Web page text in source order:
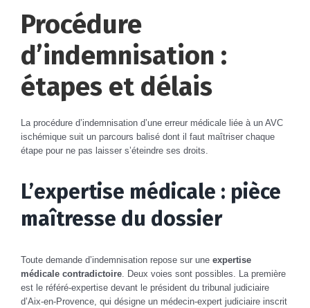
Procédure
d’indemnisation :
étapes et délais
La procédure d’indemnisation d’une erreur médicale liée à un AVC
ischémique suit un parcours balisé dont il faut maîtriser chaque
étape pour ne pas laisser s’éteindre ses droits.
L’expertise médicale : pièce
maîtresse du dossier
Toute demande d’indemnisation repose sur une expertise
médicale contradictoire . Deux voies sont possibles. La première
est le référé-expertise devant le président du tribunal judiciaire
d’Aix-en-Provence, qui désigne un médecin-expert judiciaire inscrit